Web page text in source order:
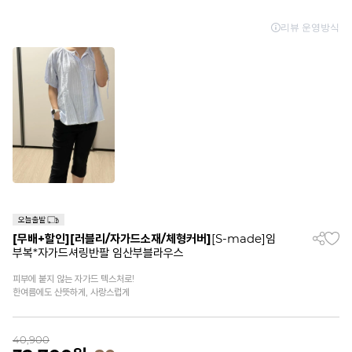
[무배+할인][러블리/자가드소재/체형커버][S-made]임
부복*자가드셔링반팔 임산부블라우스
피부에 붙지 않는 자가드 텍스처로!
한여름에도 산뜻하게, 사랑스럽게
40,900